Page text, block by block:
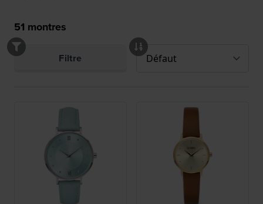
51 montres
Filtre